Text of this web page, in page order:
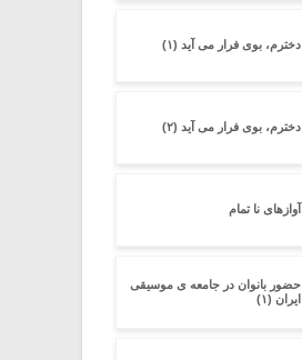
دخترم، بوی فرار می آید (۱)
دخترم، بوی فرار می آید (۲)
آوازهای نا تمام
حضور بانوان در جامعه ی موسیقی
ایران (۱)